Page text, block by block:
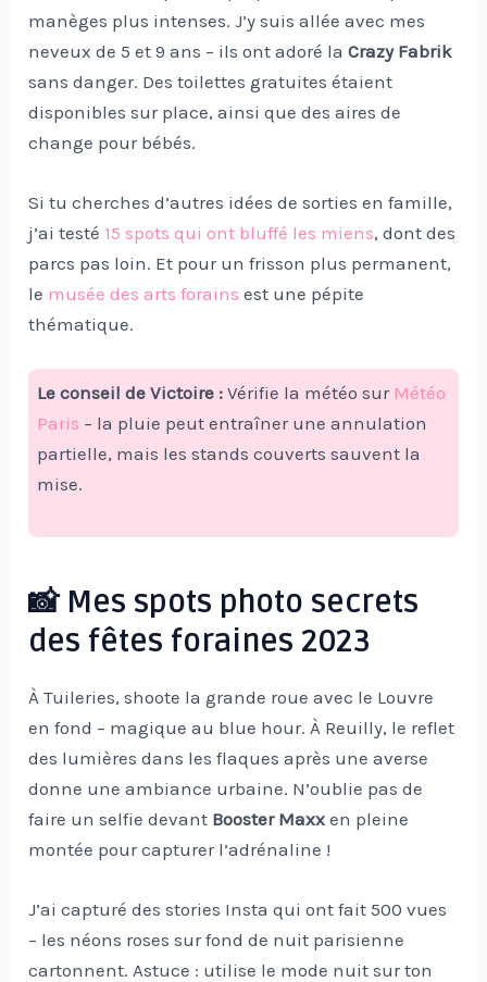
manèges plus intenses. J’y suis allée avec mes
neveux de 5 et 9 ans – ils ont adoré laCrazy Fabrik
sans danger. Des toilettes gratuites étaient
disponibles sur place, ainsi que des aires de
change pour bébés.
Si tu cherches d’autres idées de sorties en famille,
j’ai testé 15 spots qui ont bluffé les miens, dont des
parcs pas loin. Et pour un frisson plus permanent,
le musée des arts forains est une pépite
thématique.
Le conseil de Victoire : Vérifie la météo sur Météo
Paris – la pluie peut entraîner une annulation
partielle, mais les stands couverts sauvent la
mise.
📸 Mes spots photo secrets
des fêtes foraines 2023
À Tuileries, shoote la grande roue avec le Louvre
en fond – magique au blue hour. À Reuilly, le reflet
des lumières dans les flaques après une averse
donne une ambiance urbaine. N’oublie pas de
faire un selfie devant Booster Maxx en pleine
montée pour capturer l’adrénaline !
J’ai capturé des stories Insta qui ont fait 500 vues
– les néons roses sur fond de nuit parisienne
cartonnent. Astuce : utilise le mode nuit sur ton